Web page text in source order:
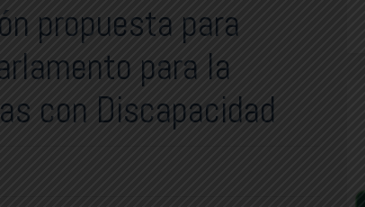
propuesta para
para la
con Discapacidad